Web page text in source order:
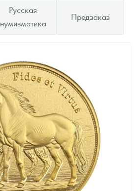
Русская
нумизматика
Предзаказ